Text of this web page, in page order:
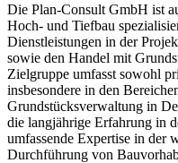
Die Plan-Consult GmbH ist
Hoch- und Tiefbau
Dienstleistungen in der
sowie den Handel mit
Zielgruppe umfasst sowohl
insbesondere in den
Grundstücksverwaltung in
die langjährige Erfahrung in
umfassende Expertise in der
Durchführung von